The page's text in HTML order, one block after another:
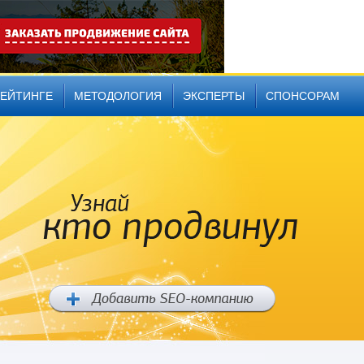
МЕТОДОЛОГИЯ ЭКСПЕРТЫ СПОНСОРАМ